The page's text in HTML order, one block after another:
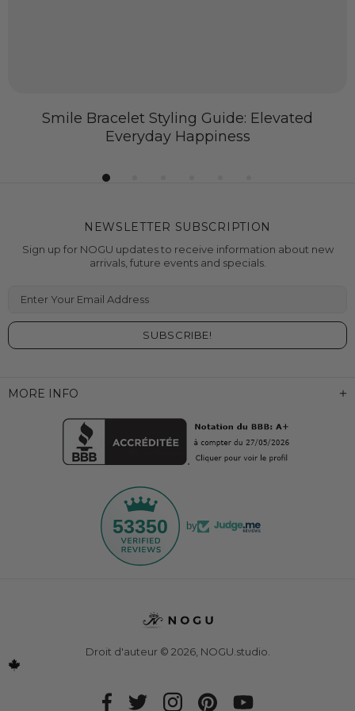
Glow in the Dark Bracelets: How Long Do They
Last?
MORE INFO
53350 by
NEWSLETTER SUBSCRIPTION
Sign up for NOGU updates to receive information about new
arrivals, future events and specials.
Droit d'auteur © 2026, NOGU.studio.